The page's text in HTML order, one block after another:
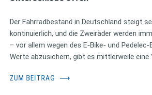
Der Fahrradbestand in Deutschland steigt
kontinuierlich, und die Zweiräder werden
– vor allem wegen des E-Bike- und
Werte abzusichern, gibt es mittlerweile eine
ZUM BEITRAG ⟶